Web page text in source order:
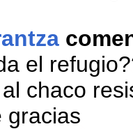
el
chaco
gracias